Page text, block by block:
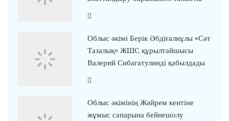
Облыс әкімі Берік Әбдіғалиұлы «Сәт
Тазалық» ЖШС құрылтайшысы
Валерий Сибагатулинді қабылдады
Облыс әкімінің Жәйрем кентіне
жұмыс сапарына бейнешолу